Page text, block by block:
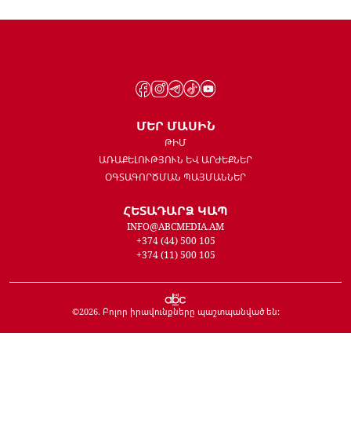
ՄԵՐ ՄԱՍԻՆ
ԹԻՄ
ԱՌԱՔԵԼՈՒԹՅՈՒՆ ԵՎ ԱՐԺԵՔՆԵՐ
ՕԳՏԱԳՈՐԾՄԱՆ ՊԱՅՄԱՆՆԵՐ
ՀԵՏԱԴԱՐՁ ԿԱՊ
INFO@ABCMEDIA.AM
+374 (44) 500 105
+374 (11) 500 105
©2026. Բոլոր իրավունքները պաշտպանված են: